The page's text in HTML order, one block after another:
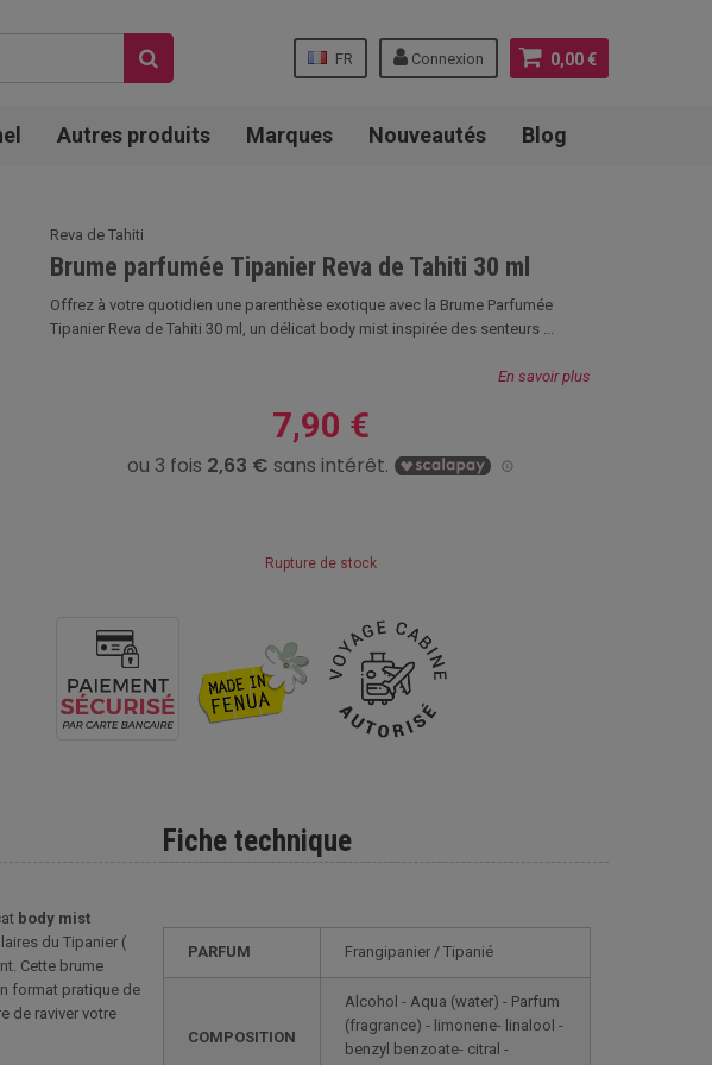
0,00 €
Connexion
FR
Autres produits Marques Nouveautés Blog
Reva de Tahiti
Brume parfumée Tipanier Reva de Tahiti 30 ml
Offrez à votre quotidien une parenthèse exotique avec la Brume Parfumée
Tipanier Reva de Tahiti 30 ml, un délicat body mist inspirée des senteurs ...
En savoir plus
7,90 €
Rupture de stock
Fiche technique
PARFUM Frangipanier / Tipanié
COMPOSITION
Alcohol - Aqua (water) - Parfum
(fragrance) - limonene- linalool -
benzyl benzoate- citral -
body mist
du Tipanier (
Cette brume
format pratique de
de raviver votre